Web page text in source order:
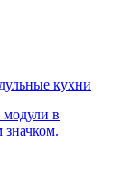
кухни
в